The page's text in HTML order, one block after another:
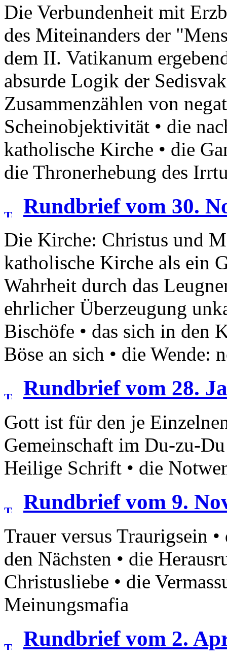
Die Verbundenheit mit
des Miteinanders der
dem II. Vatikanum
absurde Logik der
Zusammenzählen von
Scheinobjektivität • die
katholische Kirche • die
die Thronerhebung des
Rundbrief vom 30.
Die Kirche: Christus und
katholische Kirche als ein
Wahrheit durch das
ehrlicher Überzeugung
Bischöfe • das sich in den
Böse an sich • die
Rundbrief vom 28.
Gott ist für den je
Gemeinschaft im Du-zu-
Heilige Schrift • die
Rundbrief vom 9.
Trauer versus Traurigsein
den Nächsten • die
Christusliebe • die
Meinungsmafia
Rundbrief vom 2.